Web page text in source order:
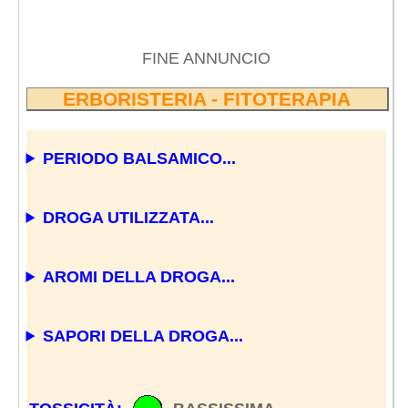
FINE ANNUNCIO
ERBORISTERIA - FITOTERAPIA
PERIODO BALSAMICO...
DROGA UTILIZZATA...
AROMI DELLA DROGA...
SAPORI DELLA DROGA...